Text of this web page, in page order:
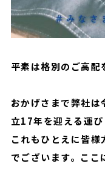
平素は格別のご高配
おかげさまで弊社
立17年を迎える運び
これもひとえに皆
でございます。ここ